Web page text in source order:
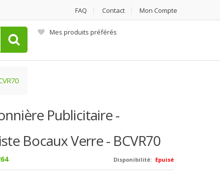
FAQ Contact Mon Compte
Mes produits préférés
Publicitaire -
Bocaux Verre - BCVR70
Disponibilité: Epuisé